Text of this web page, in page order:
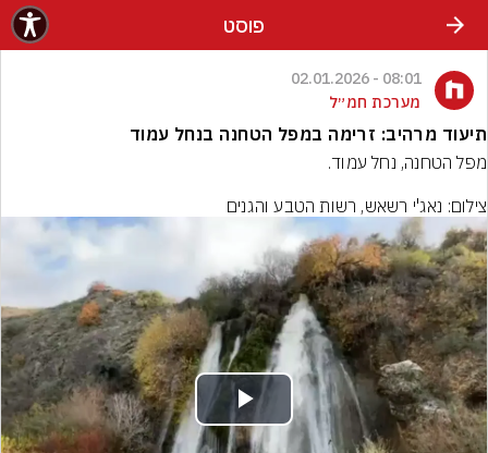
פוסט
08:01 - 02.01.2026
מערכת חמ״ל
תיעוד מרהיב: זרימה במפל הטחנה בנחל עמוד
צילום: נאג'י רשאש, רשות הטבע והגנים
Play